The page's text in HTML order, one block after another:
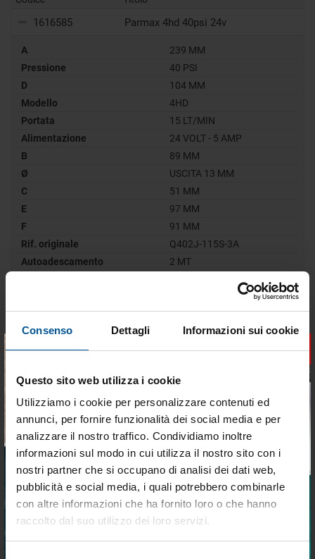
Tieniti aggiornato sulle
migliori occasioni per la tua
barca
×
Consenso Dettagli Informazioni sui cookie
Questo sito web utilizza i cookie
Utilizziamo i cookie per personalizzare contenuti ed
annunci, per fornire funzionalità dei social media e per
analizzare il nostro traffico. Condividiamo inoltre
informazioni sul modo in cui utilizza il nostro sito con i
nostri partner che si occupano di analisi dei dati web,
pubblicità e social media, i quali potrebbero combinarle
con altre informazioni che ha fornito loro o che hanno
raccolto dal suo utilizzo dei loro servizi.
1616585 Parmax 4hd 40psi 24v
A
239 MM
Pressione
40 PSI
D
104 MM
Modello
4HD
Portata
15 LT/MIN
Alimentazione
24 VOLT - 5 AMP
B
89 MM
Ø
USCITA 13 MM
C
51 MM
E
97 MM
F
91 MM
Rif. originale
Q402J-115S-3A
Autoadescamento
2 MT
OPINIONI DEI CLIENTI
Deviaccedereper poter scrivere la tua opinione.
DELLA STESSA CATEGORIA